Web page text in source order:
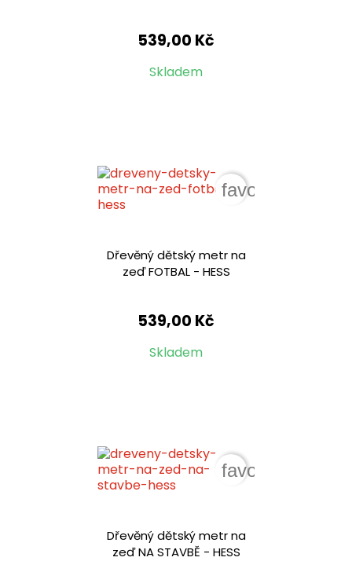
539,00 Kč
Skladem
Dřevěný dětský metr na
zeď FOTBAL - HESS
539,00 Kč
Skladem
favorite_border
Dřevěný dětský metr na
zeď NA STAVBĚ - HESS
favorite_border